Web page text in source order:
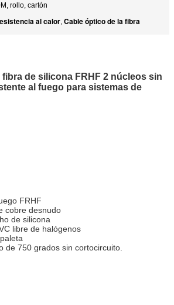
rollo, cartón
al calor, Cable óptico de la fibra
de silicona FRHF 2 núcleos sin
al fuego para sistemas de
FRHF
cobre desnudo
de silicona
libre de halógenos
de 750 grados sin cortocircuito.